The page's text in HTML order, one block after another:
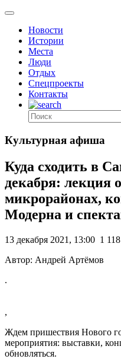
Новости
Истории
Места
Люди
Отдых
Спецпроекты
Контакты
Культурная афиша
Куда сходить в
декабря: лекция
микрорайонах,
Модерна и
13 декабря 2021, 13:00 1 118
Автор: Андрей Артёмов
.
,
Ждем пришествия Нового
мероприятия: выставки,
обновляться.